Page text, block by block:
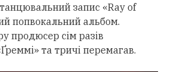
запис «Ray of
попвокальний альбом.
продюсер сім разів
та тричі перемагав.